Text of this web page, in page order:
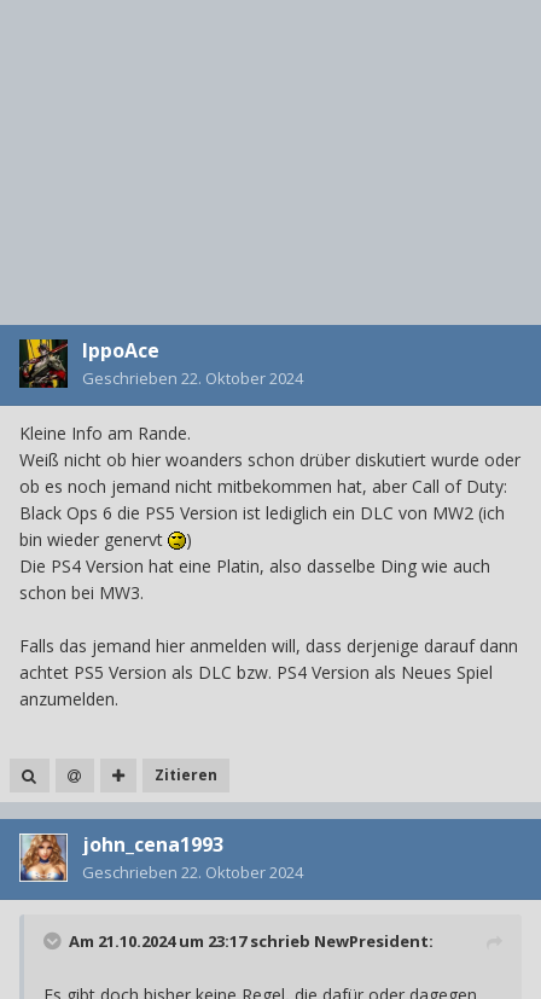
IppoAce
Geschrieben 22. Oktober 2024
Kleine Info am Rande.
Weiß nicht ob hier woanders schon drüber diskutiert wurde oder
ob es noch jemand nicht mitbekommen hat, aber Call of Duty:
Black Ops 6 die PS5 Version ist lediglich ein DLC von MW2 (ich
bin wieder genervt
)
Die PS4 Version hat eine Platin, also dasselbe Ding wie auch
schon bei MW3.
Falls das jemand hier anmelden will, dass derjenige darauf dann
achtet PS5 Version als DLC bzw. PS4 Version als Neues Spiel
anzumelden.
Zitieren
john_cena1993
Geschrieben 22. Oktober 2024
Am 21.10.2024 um 23:17 schrieb NewPresident:
Es gibt doch bisher keine Regel, die dafür oder dagegen